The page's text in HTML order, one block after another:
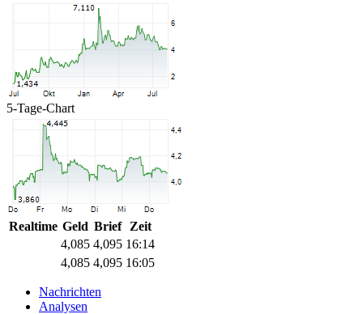
5-Tage-Chart
Realtime Geld Brief
Zeit
4,085 4,095 16:14
4,085 4,095 16:05
Nachrichten
Analysen